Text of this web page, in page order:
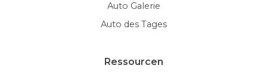
Auto Galerie
Auto des Tages
Ressourcen